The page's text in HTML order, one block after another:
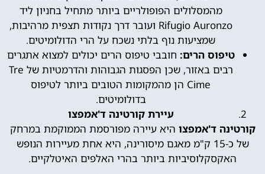
מהמסלולים הפופולריים ביותר מתחיל בחניון ליד
Rifugio Auronzo ועובר דרך נקודות תצפית מרהיבות,
שמציעות נוף בלתי נשכח על הרי הדולומיטים.
טיפוס הרים: חובבי טיפוס הרים יכולים למצוא אתגרים
רבים באזור, שכן הפסגות הגבוהות והדרמטיות של Tre
Cime הן מהמקומות הטובים ביותר לטיפוס
בדולומיטים.
עיירת קורטינה ד'אמפצו
קורטינה ד'אמפצו היא עיירה מפורסמת הממוקמת במרחק
של כ-15 ק"מ מאגם מיסורינה, היא אחת מעיירות הנופש
האקסקלוסיביות ביותר בהרי האלפים האיטלקיים.